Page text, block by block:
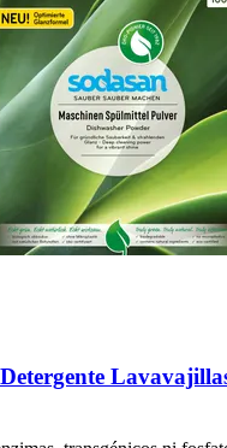
Detergente